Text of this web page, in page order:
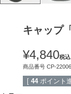
キャップ
¥4,840税込
商品番号 CP-22006
[ 44 ポイント